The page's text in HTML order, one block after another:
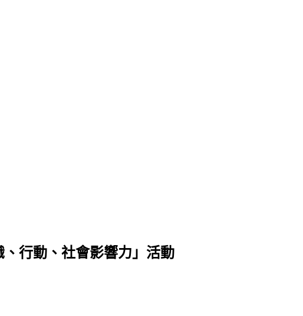
、行動、社會影響力」活動